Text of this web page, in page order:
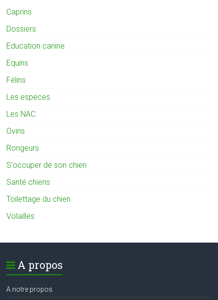
Caprins
Dossiers
Education canine
Equins
Félins
Les especes
Les NAC
Ovins
Rongeurs
S'occuper de son chien
Santé chiens
Toilettage du chien
Volailles
A propos
A notre propos